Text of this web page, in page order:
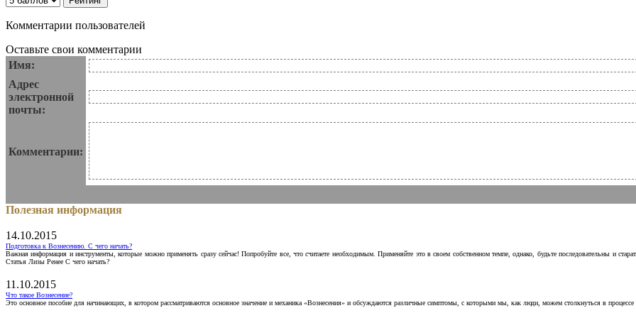
Комментарии пользователей
Оставьте свои комментарии
Имя:
Адрес
электронной
почты:
Комментарии:
Полезная информация
14.10.2015
Подготовка к Вознесению. С чего начать?
Важная информация и инструменты, которые можно применять сразу сейчас! Попробуйте все, что считаете необходимым. Применяйте это в своем собственном темпе, однако, будьте последовательны и
Статья Лизы Ренее С чего начать?
11.10.2015
Что такое Вознесение?
Это основное пособие для начинающих, в котором рассматриваются основное значение и механика «Вознесения» и обсуждаются различные симптомы, с которыми мы, как люди, можем столкнуться в